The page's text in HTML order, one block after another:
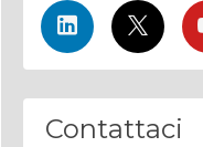
Contattaci